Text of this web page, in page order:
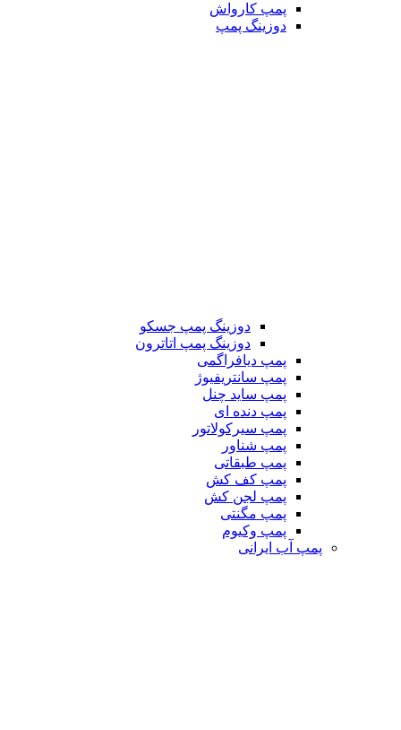
پمپ کارواش
دوزینگ پمپ
دوزینگ پمپ جسکو
دوزینگ پمپ اتاترون
پمپ دیافراگمی
پمپ سانتریفیوژ
پمپ ساید چنل
پمپ دنده ای
پمپ سیرکولاتور
پمپ شناور
پمپ طبقاتی
پمپ کف کش
پمپ لجن کش
پمپ مگنتی
پمپ وکیوم
پمپ آب ایرانی